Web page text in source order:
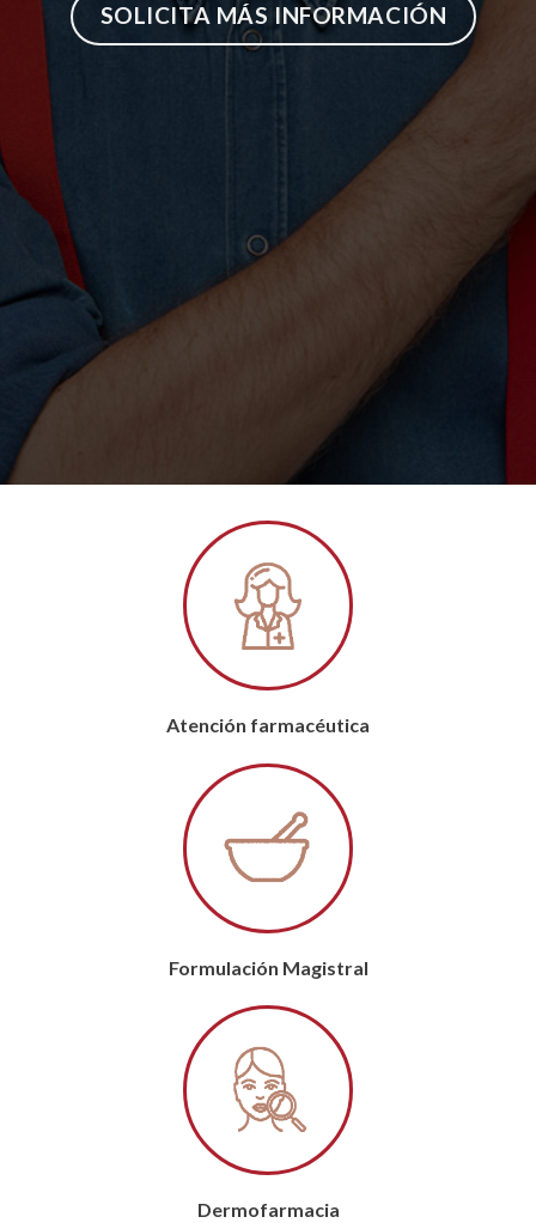
SOLICITA MÁS INFORMACIÓN
Atención farmacéutica
Formulación Magistral
Dermofarmacia